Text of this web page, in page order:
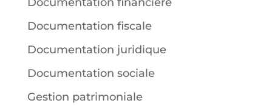
Documentation fiscale
Documentation juridique
Documentation sociale
Gestion patrimoniale